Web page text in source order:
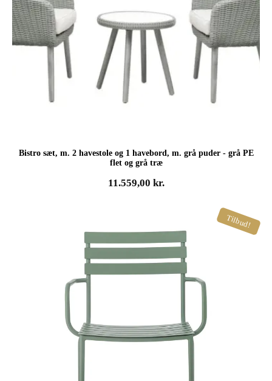
Bistro sæt, m. 2 havestole og 1 havebord, m. grå puder - grå PE
flet og grå træ
11.559,00 kr.
Tilbud!